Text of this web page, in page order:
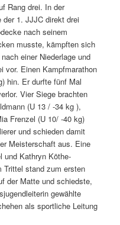
Rang drei. In der
1. JJJC direkt drei
nach seinem
musste, kämpften sich
einer Niederlage und
vor. Einen Kampfmarathon
hin. Er durfte fünf Mal
Vier Siege brachten
(U 13 / -34 kg ),
Frenzel (U 10/ -40 kg)
und schieden damit
Meisterschaft aus. Eine
und Kathryn Köthe-
stand zum ersten
der Matte und schiedste,
gewählte
als sportliche Leitung